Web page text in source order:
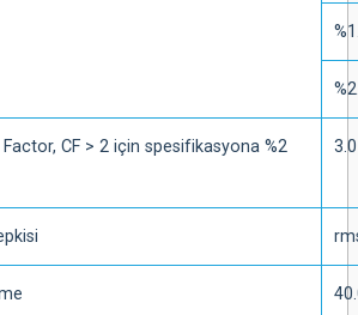
CF > 2 için spesifikasyona %2